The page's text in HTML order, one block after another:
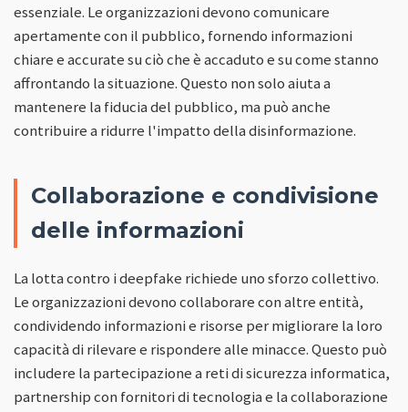
essenziale. Le organizzazioni devono comunicare
apertamente con il pubblico, fornendo informazioni
chiare e accurate su ciò che è accaduto e su come stanno
affrontando la situazione. Questo non solo aiuta a
mantenere la fiducia del pubblico, ma può anche
contribuire a ridurre l'impatto della disinformazione.
Collaborazione e condivisione
delle informazioni
La lotta contro i deepfake richiede uno sforzo collettivo.
Le organizzazioni devono collaborare con altre entità,
condividendo informazioni e risorse per migliorare la loro
capacità di rilevare e rispondere alle minacce. Questo può
includere la partecipazione a reti di sicurezza informatica,
partnership con fornitori di tecnologia e la collaborazione